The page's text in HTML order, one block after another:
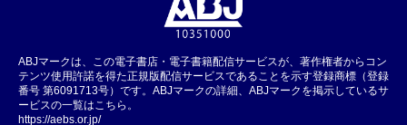
ABJマークは、この電子書店・電子書籍配信サービスが、著作権者からコン
テンツ使用許諾を得た正規版配信サービスであることを示す登録商標（登録
番号 第6091713号）です。ABJマークの詳細、ABJマークを掲示しているサ
ービスの一覧はこちら。
https://aebs.or.jp/